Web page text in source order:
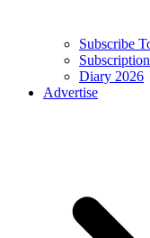
Subscribe
Diary 2026
Advertise